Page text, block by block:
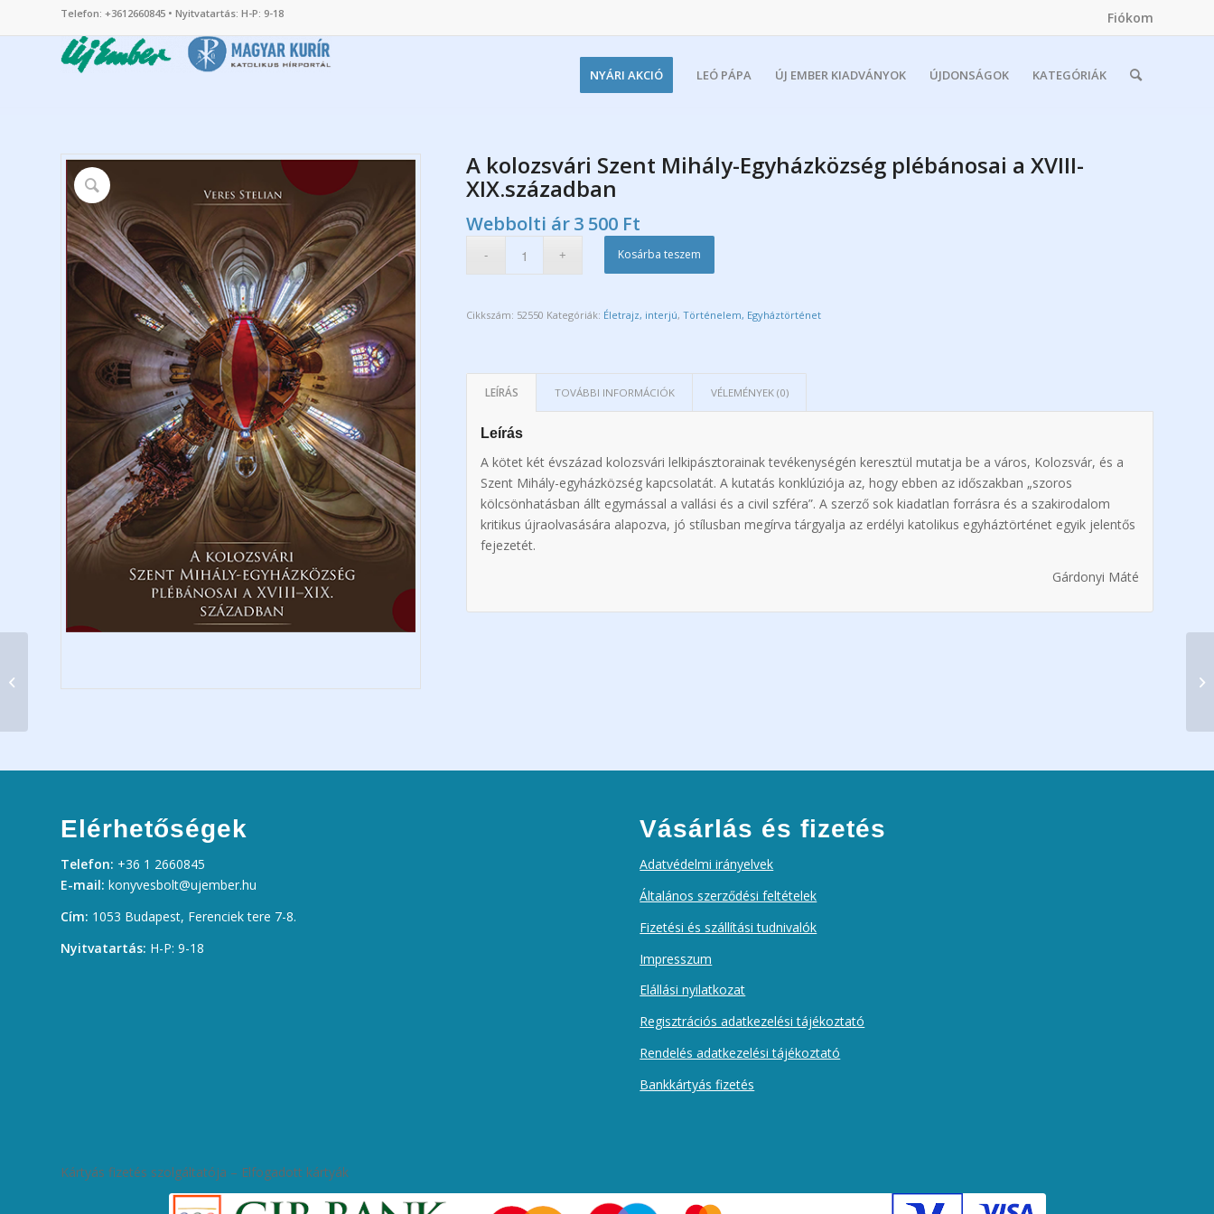
Fiókom
Telefon: +3612660845 • Nyitvatartás: H-P: 9-18
NYÁRI AKCIÓ LEÓ PÁPA ÚJ EMBER KIADVÁNYOK ÚJDONSÁGOK KATEGÓRIÁK
A kolozsvári Szent Mihály-Egyházközség plébánosai a XVIII-
XIX.században
Webbolti ár3 500 Ft
Kosárba teszem
Cikkszám: 52550 Kategóriák: Életrajz, interjú,Történelem, Egyháztörténet
LEÍRÁS TOVÁBBI INFORMÁCIÓK VÉLEMÉNYEK (0)
Leírás
A kötet két évszázad kolozsvári lelkipásztorainak tevékenységén keresztül mutatja be a város, Kolozsvár, és a
Szent Mihály-egyházközség kapcsolatát. A kutatás konklúziója az, hogy ebben az időszakban „szoros
kölcsönhatásban állt egymással a vallási és a civil szféra”. A szerző sok kiadatlan forrásra és a szakirodalom
kritikus újraolvasására alapozva, jó stílusban megírva tárgyalja az erdélyi katolikus egyháztörténet egyik jelentős
fejezetét.
Gárdonyi Máté
Elérhetőségek
Telefon: +36 1 2660845
E-mail: konyvesbolt@ujember.hu
Cím: 1053 Budapest, Ferenciek tere 7-8.
Nyitvatartás: H-P: 9-18
Vásárlás és fizetés
Adatvédelmi irányelvek
Általános szerződési feltételek
Fizetési és szállítási tudnivalók
Impresszum
Elállási nyilatkozat
Regisztrációs adatkezelési tájékoztató
Rendelés adatkezelési tájékoztató
Bankkártyás fizetés
Kártyás fizetés szolgáltatója – Elfogadott kártyák
szülőföldjén